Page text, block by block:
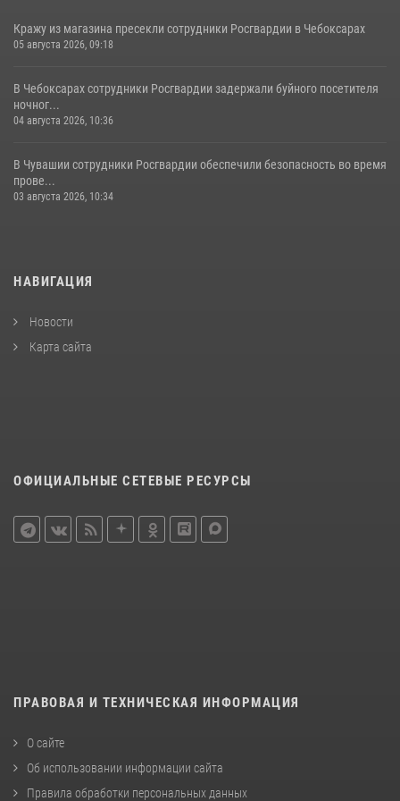
Кражу из магазина пресекли сотрудники Росгвардии в Чебоксарах
05 августа 2026, 09:18
В Чебоксарах сотрудники Росгвардии задержали буйного посетителя
ночног...
04 августа 2026, 10:36
В Чувашии сотрудники Росгвардии обеспечили безопасность во время
прове...
03 августа 2026, 10:34
НАВИГАЦИЯ
Новости
Карта сайта
ОФИЦИАЛЬНЫЕ СЕТЕВЫЕ РЕСУРСЫ
ПРАВОВАЯ И ТЕХНИЧЕСКАЯ ИНФОРМАЦИЯ
О сайте
Об использовании информации сайта
Правила обработки персональных данных